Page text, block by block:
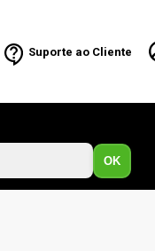
Suporte ao Cliente
OK